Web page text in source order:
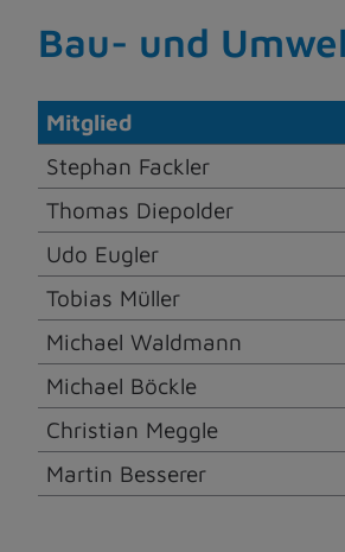
Bau- und
Mitglied
Stephan Fackler
Thomas Diepolder
Udo Eugler
Tobias Müller
Michael Waldmann
Michael Böckle
Christian Meggle
Martin Besserer